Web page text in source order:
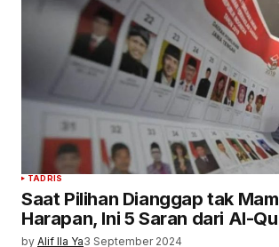
TADRIS
Saat Pilihan Dianggap tak
Harapan, Ini 5 Saran dari Al-
by Alif Ila Ya3 September 2024